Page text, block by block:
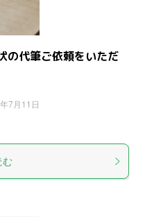
の代筆ご依頼をいただ
7月11日
む